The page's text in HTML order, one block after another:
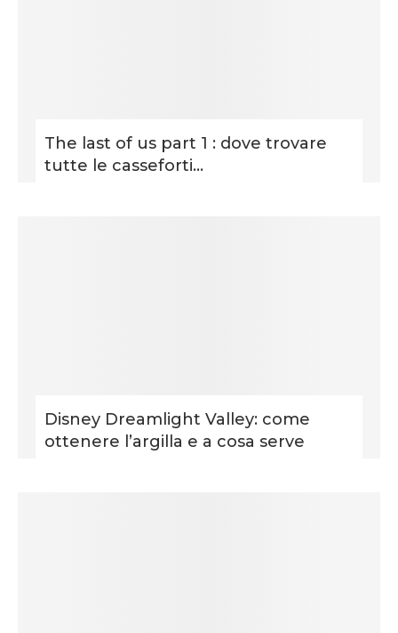
The last of us part 1 : dove trovare
tutte le casseforti...
Disney Dreamlight Valley: come
ottenere l’argilla e a cosa serve